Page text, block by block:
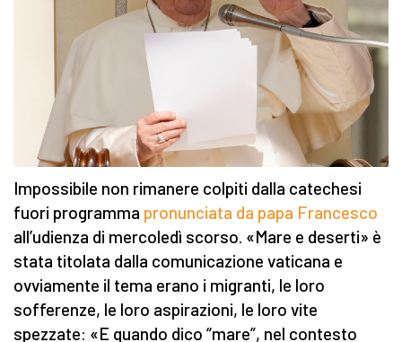
Impossibile non rimanere colpiti dalla catechesi
fuori programma pronunciata da papa Francesco
all’udienza di mercoledì scorso. «Mare e deserti» è
stata titolata dalla comunicazione vaticana e
ovviamente il tema erano i migranti, le loro
sofferenze, le loro aspirazioni, le loro vite
spezzate: «E quando dico “mare”, nel contesto